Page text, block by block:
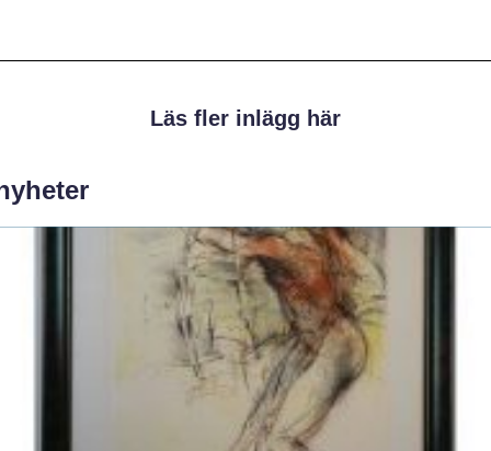
Läs fler inlägg här